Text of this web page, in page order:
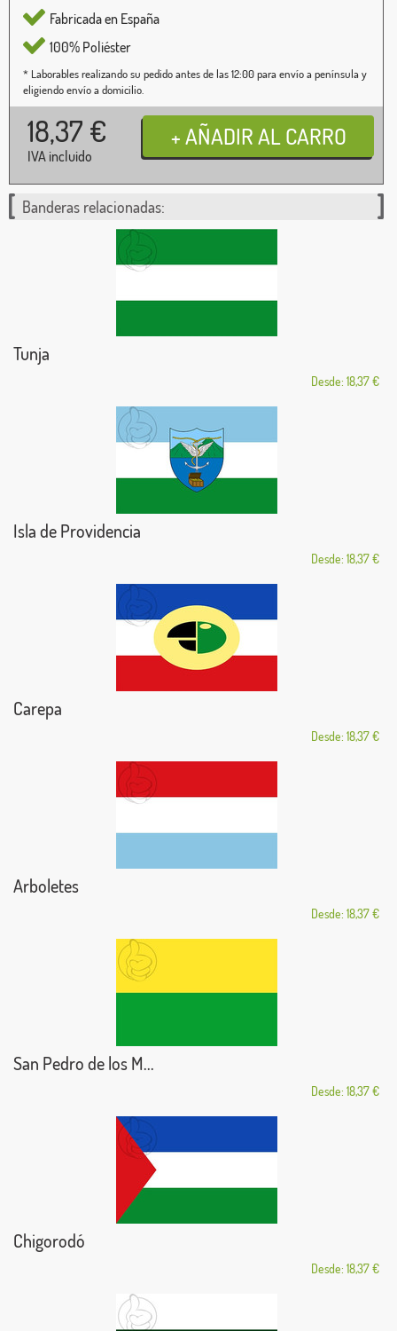
Fabricada en España
100% Poliéster
* Laborables realizando su pedido antes de las 12:00 para envío a península y
eligiendo envío a domicilio.
18,37 €
IVA incluido
Banderas relacionadas:
Tunja
Desde: 18,37 €
Isla de Providencia
Desde: 18,37 €
Carepa
Desde: 18,37 €
Arboletes
Desde: 18,37 €
San Pedro de los M...
Desde: 18,37 €
Chigorodó
Desde: 18,37 €